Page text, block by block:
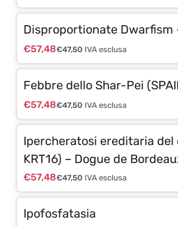
Disproportionate Dwarfism
€57,48€47,50 IVA esclusa
Febbre dello Shar-Pei
€57,48€47,50 IVA esclusa
Ipercheratosi ereditaria del
KRT16) – Dogue de
€57,48€47,50 IVA esclusa
Ipofosfatasia